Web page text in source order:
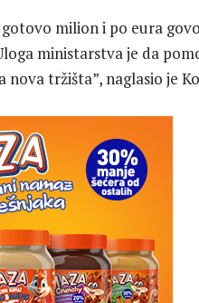
milion i po eura
ministarstva je da
nova tržišta”, naglasio je